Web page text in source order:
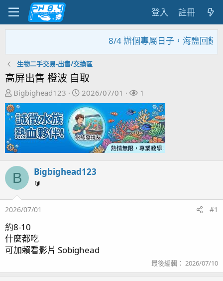
登入 註冊
8/4 辦個專屬日子，海鹽回饋
生物二手交易-出售/交換區
高屏出售 橙波 自取
主
題
發
起
人
Bigbighead123
開
始
日
期
2026/07/01
關
注
者
1
B Bigbighead123
🔰
2026/07/01 #1
約8-10
什麼都吃
可加賴看影片 Sobighead
最後編輯： 2026/07/10